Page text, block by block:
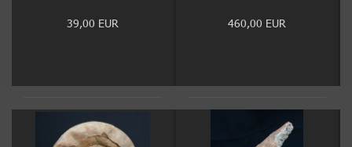
39,00 EUR 460,00 EUR